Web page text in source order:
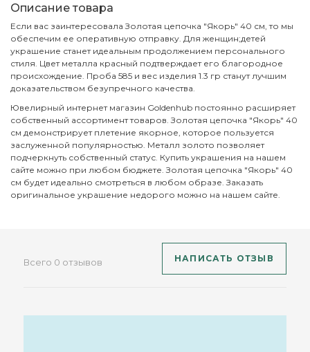
Описание товара
Если вас заинтересовала Золотая цепочка "Якорь" 40 см, то мы
обеспечим ее оперативную отправку. Для женщин;детей
украшение станет идеальным продолжением персонального
стиля. Цвет металла красный подтверждает его благородное
происхождение. Проба 585 и вес изделия 1.3 гр станут лучшим
доказательством безупречного качества.
Ювелирный интернет магазин Goldenhub постоянно расширяет
собственный ассортимент товаров. Золотая цепочка "Якорь" 40
см демонстрирует плетение якорное, которое пользуется
заслуженной популярностью. Металл золото позволяет
подчеркнуть собственный статус. Купить украшения на нашем
сайте можно при любом бюджете. Золотая цепочка "Якорь" 40
см будет идеально смотреться в любом образе. Заказать
оригинальное украшение недорого можно на нашем сайте.
Всего 0 отзывов НАПИСАТЬ ОТЗЫВ